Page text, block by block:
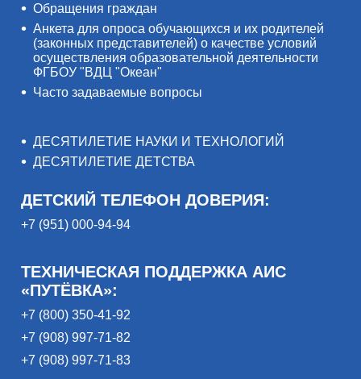
Обращения граждан
Анкета для опроса обучающихся и их родителей
(законных представителей) о качестве условий
осуществления образовательной деятельности
ФГБОУ "ВДЦ "Океан"
Часто задаваемые вопросы
ДЕСЯТИЛЕТИЕ НАУКИ И ТЕХНОЛОГИЙ
ДЕСЯТИЛЕТИЕ ДЕТСТВА
ДЕТСКИЙ ТЕЛЕФОН ДОВЕРИЯ:
+7 (951) 000-94-94
ТЕХНИЧЕСКАЯ ПОДДЕРЖКА АИС
«ПУТЁВКА»:
+7 (800) 350-41-92
+7 (908) 997-71-82
+7 (908) 997-71-83